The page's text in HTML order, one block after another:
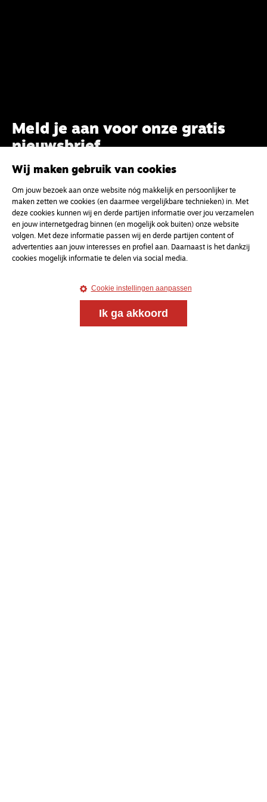
Meld je aan voor onze gratis
nieuwsbrief
Wij maken gebruik van cookies
Om jouw bezoek aan onze website nóg makkelijk en persoonlijker te
maken zetten we cookies (en daarmee vergelijkbare technieken) in. Met
deze cookies kunnen wij en derde partijen informatie over jou verzamelen
en jouw internetgedrag binnen (en mogelijk ook buiten) onze website
volgen. Met deze informatie passen wij en derde partijen content of
advertenties aan jouw interesses en profiel aan. Daarnaast is het dankzij
cookies mogelijk informatie te delen via social media.
Cookie instellingen aanpassen
Ik ga akkoord